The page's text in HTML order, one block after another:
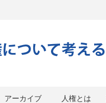
アーカイブ 人権とは